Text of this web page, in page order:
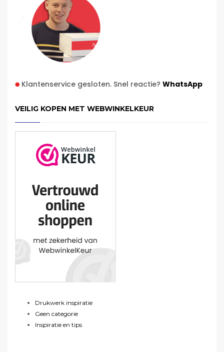
Klantenservice gesloten. Snel reactie? WhatsApp
VEILIG KOPEN MET WEBWINKELKEUR
Drukwerk inspiratie
Geen categorie
Inspiratie en tips